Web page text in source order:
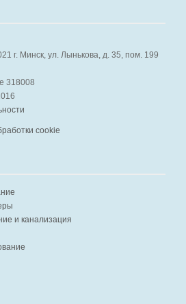
г. Минск, ул. Лынькова, д. 35, пом. 199
318008
cookie
и канализация